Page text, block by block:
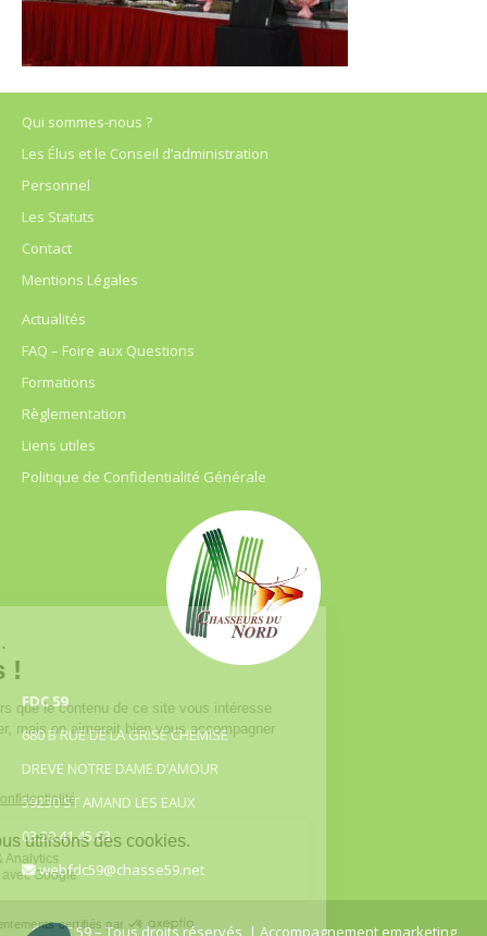
Qui sommes-nous ?
Les Élus et le Conseil d’administration
Personnel
Les Statuts
Contact
Mentions Légales
Actualités
FAQ – Foire aux Questions
Formations
Règlementation
Liens utiles
Politique de Confidentialité Générale
FDC 59
680 B RUE DE LA GRISE CHEMISE
DREVE NOTRE DAME D’AMOUR
59230 ST AMAND LES EAUX
03.20.41.45.63
webfdc59@chasse59.net
© FDC 59 – Tous droits réservés | Accompagnement emarketing